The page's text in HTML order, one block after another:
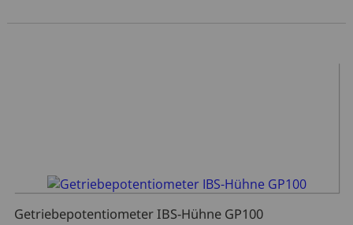
Getriebepotentiometer IBS-Hühne GP100